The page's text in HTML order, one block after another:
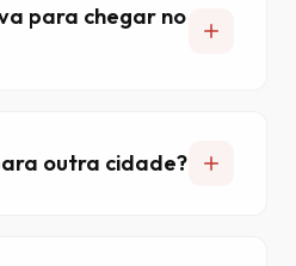
para chegar no
outra cidade?